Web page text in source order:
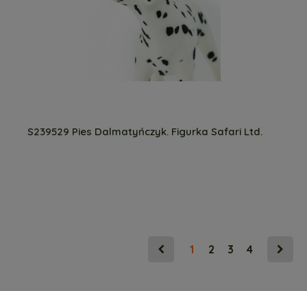
S239529 Pies Dalmatyńczyk. Figurka Safari Ltd.
1 2 3 4